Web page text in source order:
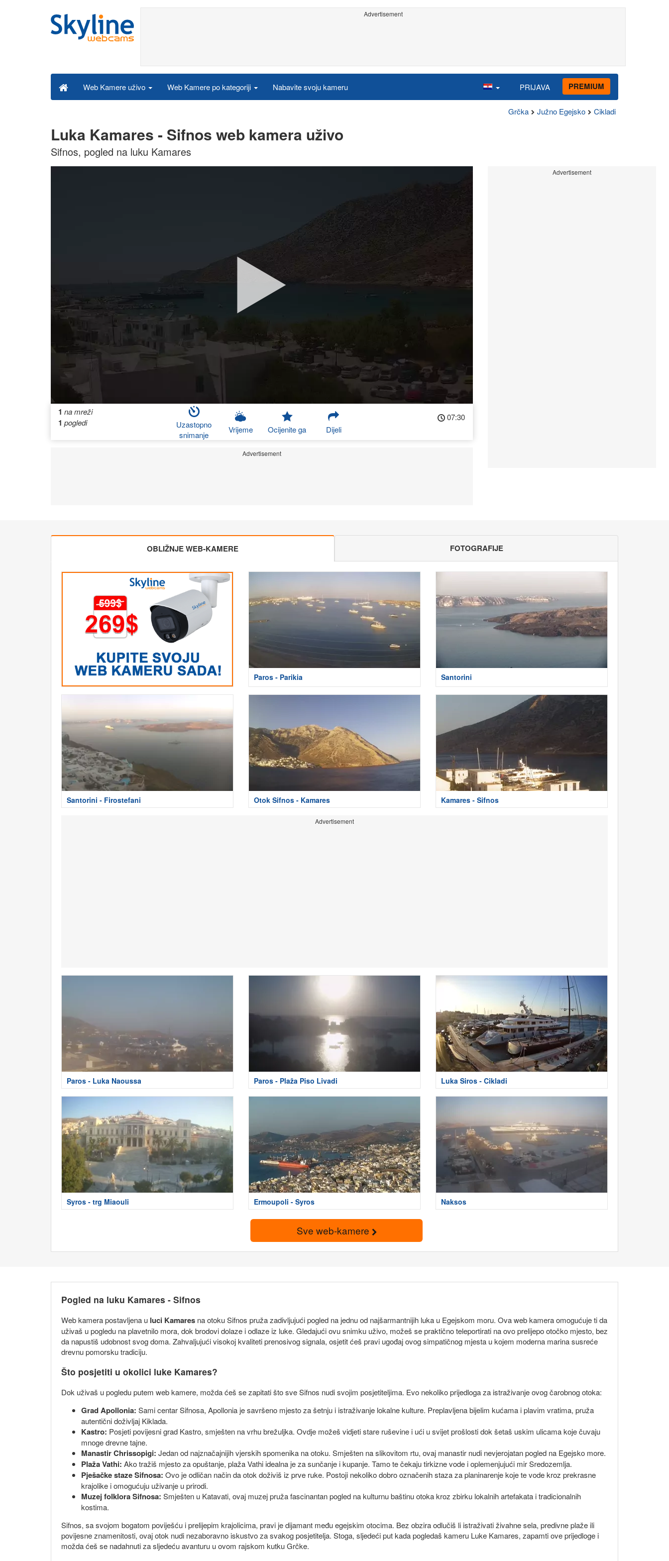
Advertisement
Web Kamere uživo Web Kamere po kategoriji Nabavite svoju kameru PRIJAVA PREMIUM
Grčka Južno Egejsko Cikladi
Luka Kamares - Sifnos web kamera uživo
Sifnos, pogled na luku Kamares
1 na mreži
1 pogledi
Uzastopno
snimanje
Vrijeme Ocijenite ga Dijeli
07:30
Advertisement
Advertisement
OBLIŽNJE WEB-KAMERE FOTOGRAFIJE
Paros - Parikia Santorini
Santorini - Firostefani Otok Sifnos - Kamares Kamares - Sifnos
Advertisement
Paros - Luka Naoussa Paros - Plaža Piso Livadi Luka Siros - Cikladi
Syros - trg Miaouli Ermoupoli - Syros Naksos
Sve web-kamere
Pogled na luku Kamares - Sifnos
Web kamera postavljena u luci Kamares na otoku Sifnos pruža zadivljujući pogled na jednu od najšarmantnijih luka u Egejskom moru. Ova web kamera omogućuje ti da
uživaš u pogledu na plavetnilo mora, dok brodovi dolaze i odlaze iz luke. Gledajući ovu snimku uživo, možeš se praktično teleportirati na ovo prelijepo otočko mjesto, bez
da napustiš udobnost svog doma. Zahvaljujući visokoj kvaliteti prenosivog signala, osjetit ćeš pravi ugođaj ovog simpatičnog mjesta u kojem moderna marina susreće
drevnu pomorsku tradiciju.
Što posjetiti u okolici luke Kamares?
Dok uživaš u pogledu putem web kamere, možda ćeš se zapitati što sve Sifnos nudi svojim posjetiteljima. Evo nekoliko prijedloga za istraživanje ovog čarobnog otoka:
Grad Apollonia: Sami centar Sifnosa, Apollonia je savršeno mjesto za šetnju i istraživanje lokalne kulture. Preplavljena bijelim kućama i plavim vratima, pruža
autentični doživljaj Kiklada.
Kastro: Posjeti povijesni grad Kastro, smješten na vrhu brežuljka. Ovdje možeš vidjeti stare ruševine i ući u svijet prošlosti dok šetaš uskim ulicama koje čuvaju
mnoge drevne tajne.
Manastir Chrissopigi: Jedan od najznačajnijih vjerskih spomenika na otoku. Smješten na slikovitom rtu, ovaj manastir nudi nevjerojatan pogled na Egejsko more.
Plaža Vathi: Ako tražiš mjesto za opuštanje, plaža Vathi idealna je za sunčanje i kupanje. Tamo te čekaju tirkizne vode i oplemenjujući mir Sredozemlja.
Pješačke staze Sifnosa: Ovo je odličan način da otok doživiš iz prve ruke. Postoji nekoliko dobro označenih staza za planinarenje koje te vode kroz prekrasne
krajolike i omogućuju uživanje u prirodi.
Muzej folklora Sifnosa: Smješten u Katavati, ovaj muzej pruža fascinantan pogled na kulturnu baštinu otoka kroz zbirku lokalnih artefakata i tradicionalnih
kostima.
Sifnos, sa svojom bogatom poviješću i prelijepim krajolicima, pravi je dijamant među egejskim otocima. Bez obzira odlučiš li istraživati živahne sela, predivne plaže ili
povijesne znamenitosti, ovaj otok nudi nezaboravno iskustvo za svakog posjetitelja. Stoga, sljedeći put kada pogledaš kameru Luke Kamares, zapamti ove prijedloge i
možda ćeš se nadahnuti za sljedeću avanturu u ovom rajskom kutku Grčke.